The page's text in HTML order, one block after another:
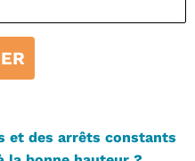
et des arrêts constants